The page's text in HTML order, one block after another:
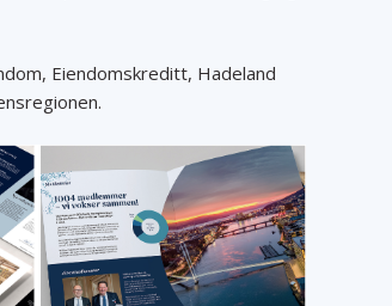
Eiendomskreditt, Hadeland